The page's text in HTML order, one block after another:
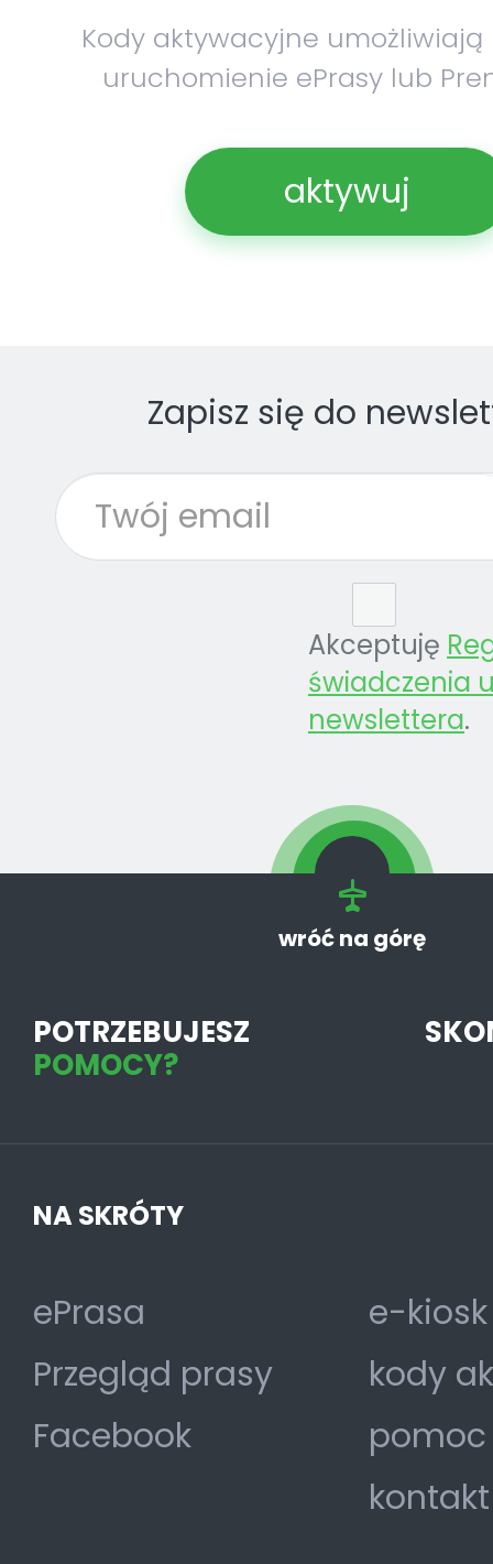
Kody aktywacyjne umożliwiają
uruchomienie ePrasy lub
aktywuj
Zapisz się do
Akceptuję
świadczenia
newslettera.
wróć na górę
POTRZEBUJESZ
POMOCY?
NA SKRÓTY
ePrasa
Przegląd prasy
Facebook
e-
kody
pomoc
kontakt